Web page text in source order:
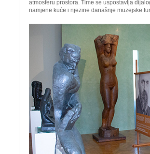
atmosferu prostora. Time se uspostavlja
namjene kuće i njezine današnje muzejske